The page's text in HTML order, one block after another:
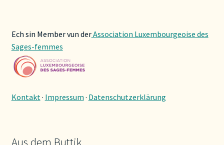
Ech sin Member vun derAssociation Luxembourgeoise des
Sages-femmes
Kontakt · Impressum · Datenschutzerklärung
Aus dem Buttik